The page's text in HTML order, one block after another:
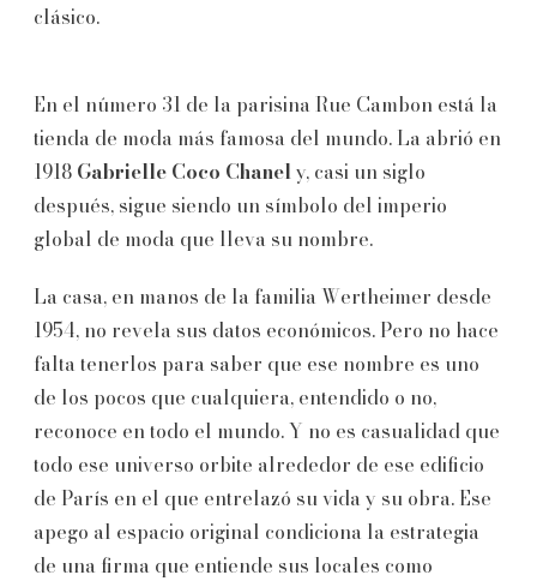
clásico.
En el número 31 de la parisina Rue Cambon está la
tienda de moda más famosa del mundo. La abrió en
1918 Gabrielle Coco Chanely, casi un siglo
después, sigue siendo un símbolo del imperio
global de moda que lleva su nombre.
La casa, en manos de la familia Wertheimer desde
1954, no revela sus datos económicos. Pero no hace
falta tenerlos para saber que ese nombre es uno
de los pocos que cualquiera, entendido o no,
reconoce en todo el mundo. Y no es casualidad que
todo ese universo orbite alrededor de ese edificio
de París en el que entrelazó su vida y su obra. Ese
apego al espacio original condiciona la estrategia
de una firma que entiende sus locales como